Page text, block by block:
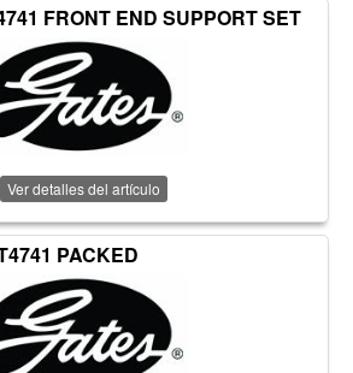
FRONT END SUPPORT SET
Ver detalles del artículo
PACKED